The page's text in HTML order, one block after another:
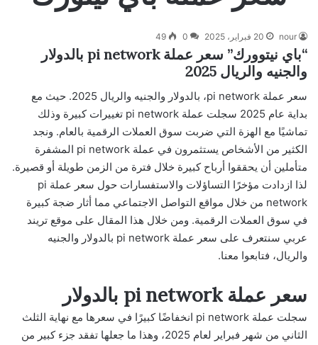
nour 20 فبراير، 2025 0
49
“باي نيتوورك” سعر عملة pi network بالدولار
والجنيه والريال 2025
سعر عملة pi network، بالدولار والجنيه والريال 2025. حيث مع
بداية عام 2025 سجلت عملة pi network تغييرات كبيرة وذلك
تماشيًا مع الهزة التي ضربت سوق العملات الرقمية بالعام. ونجد
الكثير من الأشخاص يستثمرون في عملة pi network المشفرة
متأملين أن يحققوا أرباح كبيرة خلال فترة من الزمن طويلة أو قصيرة.
لذا ازدادت مؤخرًا التساؤلات والاستفسارات حول سعر عملة pi
network من خلال مواقع التواصل الاجتماعي مما أثار ضجة كبيرة
في سوق العملات الرقمية. ومن خلال هذا المقال على موقع تريند
عربي سنتعرف على سعر عملة pi network بالدولار والجنيه
والريال، فتابعوا معنا.
سعر عملة pi network بالدولار
سجلت عملة pi network انخفاضًا كبيرًا في سعرها مع نهاية الثلث
الثاني من شهر فبراير لعام 2025، وهذا ما جعلها تفقد جزء كبير من